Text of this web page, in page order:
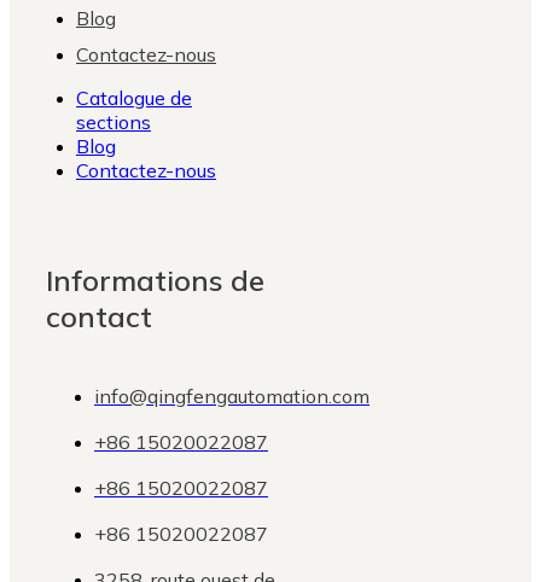
Blog
Contactez-nous
Catalogue de
sections
Blog
Contactez-nous
Informations de
contact
info@qingfengautomation.com
+86 15020022087
+86 15020022087
+86 15020022087